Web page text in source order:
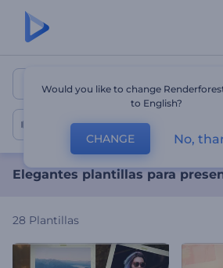
Elegantes
Presentación de diapositivas de
Elegantes plantillas para
28 Plantillas
Would you like to change
to English?
CHANGE No,